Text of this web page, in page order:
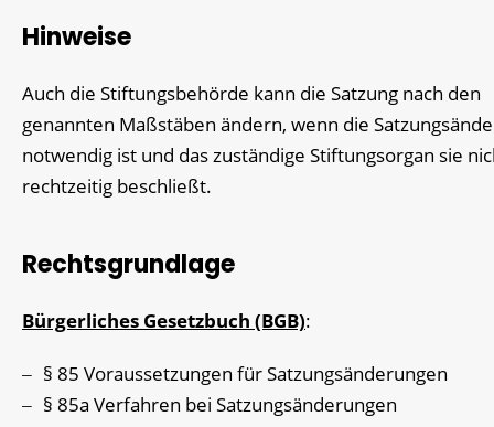
Hinweise
Auch die Stiftungsbehörde kann die Satzung nach den
genannten Maßstäben ändern, wenn die
notwendig ist und das zuständige Stiftungsorgan sie
rechtzeitig beschließt.
Rechtsgrundlage
Bürgerliches Gesetzbuch (BGB):
§ 85 Voraussetzungen für Satzungsänderungen
§ 85a Verfahren bei Satzungsänderungen